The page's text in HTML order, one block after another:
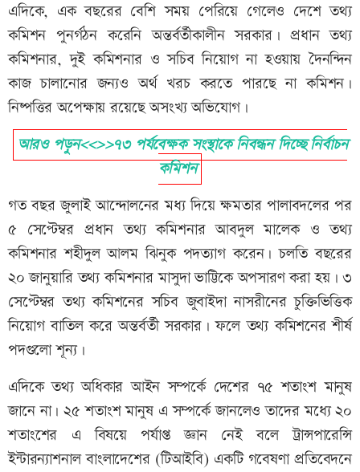
এদিকে, এক বছরের বেশি সময় পেরিয়ে গেলেও দেশে তথ্য
কমিশন পুনর্গঠন করেনি অন্তর্বর্তীকালীন সরকার। প্রধান তথ্য
কমিশনার, দুই কমিশনার ও সচিব নিয়োগ না হওয়ায় দৈনন্দিন
কাজ চালানোর জন্যও অর্থ খরচ করতে পারছে না কমিশন।
নিষ্পত্তির অপেক্ষায় রয়েছে অসংখ্য অভিযোগ।
আরও পড়ুন<<>>৭৩ পর্যবেক্ষক সংস্থাকে নিবন্ধন দিচ্ছে নির্বাচন
কমিশন
গত বছর জুলাই আন্দোলনের মধ্য দিয়ে ক্ষমতার পালাবদলের পর
৫ সেপ্টেম্বর প্রধান তথ্য কমিশনার আবদুল মালেক ও তথ্য
কমিশনার শহীদুল আলম ঝিনুক পদত্যাগ করেন। চলতি বছরের
২০ জানুয়ারি তথ্য কমিশনার মাসুদা ভাট্টিকে অপসারণ করা হয়। ৩
সেপ্টেম্বর তথ্য কমিশনের সচিব জুবাইদা নাসরীনের চুক্তিভিত্তিক
নিয়োগ বাতিল করে অন্তর্বর্তী সরকার। ফলে তথ্য কমিশনের শীর্ষ
পদগুলো শূন্য।
এদিকে তথ্য অধিকার আইন সম্পর্কে দেশের ৭৫ শতাংশ মানুষ
জানে না। ২৫ শতাংশ মানুষ এ সম্পর্কে জানলেও তাদের মধ্যে ২০
শতাংশের এ বিষয়ে পর্যাপ্ত জ্ঞান নেই বলে ট্রান্সপারেন্সি
ইন্টারন্যাশনাল বাংলাদেশের (টিআইবি) একটি গবেষণা প্রতিবেদনে